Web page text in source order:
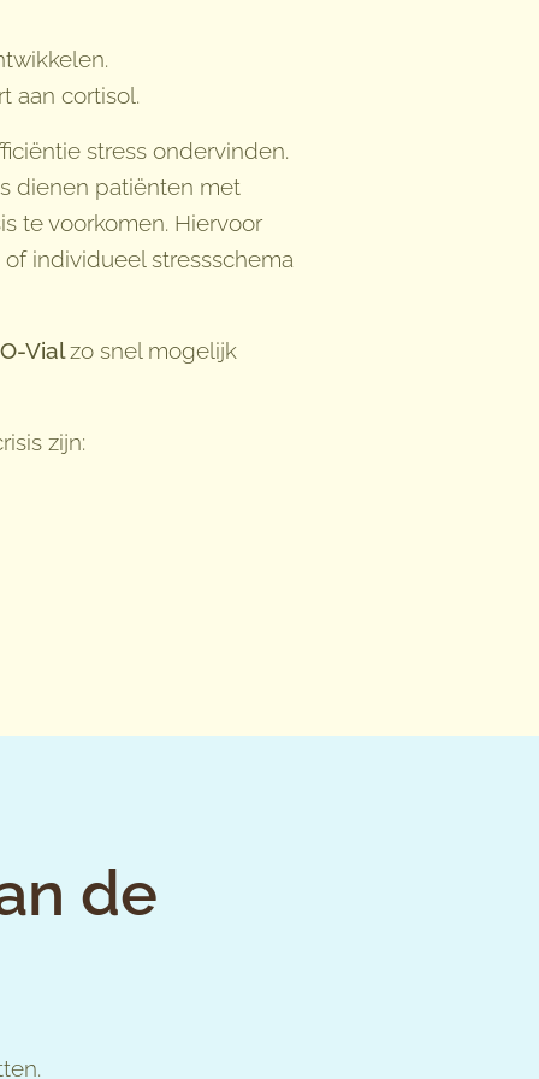
aan cortisol.
stress ondervinden.
dienen patiënten met
te voorkomen. Hiervoor
individueel stressschema
Vialzo snel mogelijk
zijn:
de